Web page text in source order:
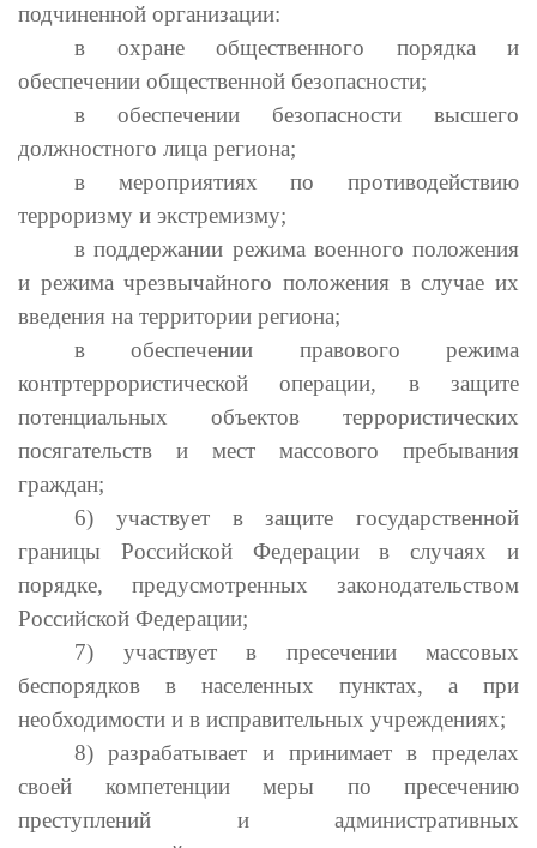
подчиненной организации:
в охране общественного порядка и
обеспечении общественной безопасности;
в обеспечении безопасности высшего
должностного лица региона;
в мероприятиях по противодействию
терроризму и экстремизму;
в поддержании режима военного положения
и режима чрезвычайного положения в случае их
введения на территории региона;
в обеспечении правового режима
контртеррористической операции, в защите
потенциальных объектов террористических
посягательств и мест массового пребывания
граждан;
6) участвует в защите государственной
границы Российской Федерации в случаях и
порядке, предусмотренных законодательством
Российской Федерации;
7) участвует в пресечении массовых
беспорядков в населенных пунктах, а при
необходимости и в исправительных учреждениях;
8) разрабатывает и принимает в пределах
своей компетенции меры по пресечению
преступлений и административных